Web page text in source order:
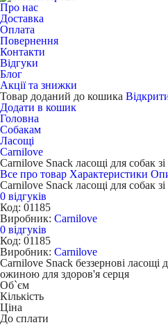
Про нас
Доставка
Оплата
Повернення
Контакти
Відгуки
Блог
Акції та знижки
Товар доданий до кошика
Додати в кошик
Головна
Собакам
Ласощі
Carnilove
Carnilove Snack ласощі для собак
Все про товар Характеристики
Carnilove Snack ласощі для собак
0 відгуків
Код: 01185
Виробник: Carnilove
0 відгуків
Код: 01185
Виробник: Carnilove
Carnilove Snack беззернові ласощі
ожиною для здоров'я серця
Об`єм
Кількість
Ціна
До сплати